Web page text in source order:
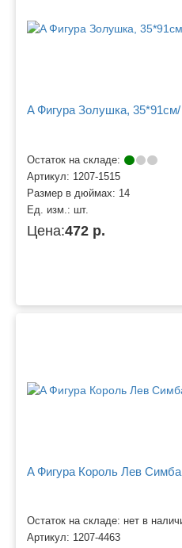
A Фигура Золушка,
Остаток на складе:
Артикул: 1207-1515
Размер в дюймах: 14
Ед. изм.: шт.
Цена:472 р.
A Фигура Король Лев
Остаток на складе: нет в
Артикул: 1207-4463